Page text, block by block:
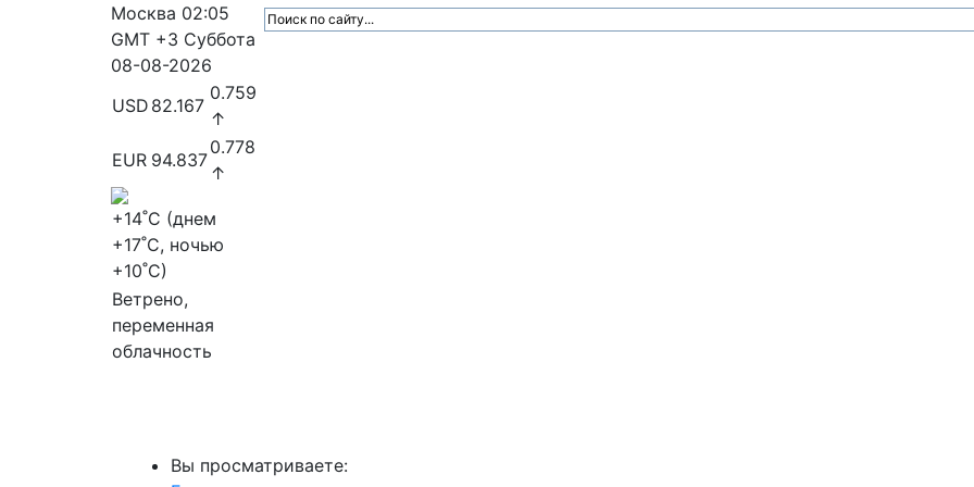
Москва 02:05
GMT +3 Суббота
08-08-2026
USD 82.167
0.759
↑
EUR 94.837
0.778
↑
+14˚C (днем
+17˚C, ночью
+10˚C)
Ветрено,
переменная
облачность
Вы просматриваете: